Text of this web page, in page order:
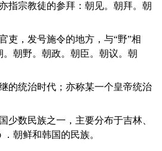
朝野。朝政。朝臣。朝议。朝
朝鲜和韩国的民族。